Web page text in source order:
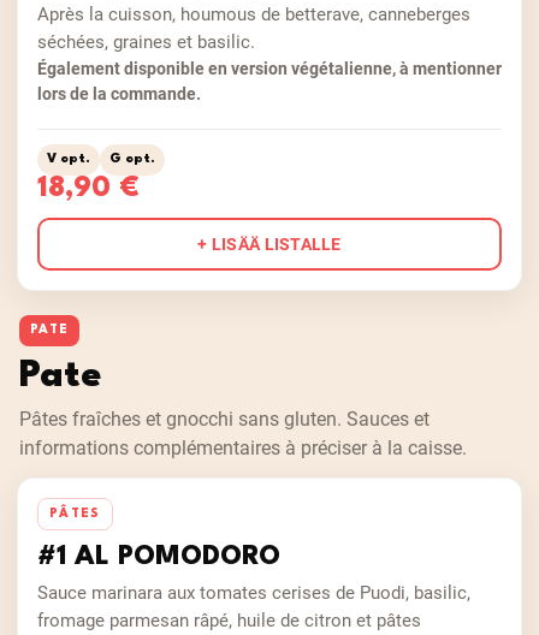
Après la cuisson, houmous de betterave, canneberges
séchées, graines et basilic.
Également disponible en version végétalienne, à mentionner
lors de la commande.
V opt. G opt.
18,90 €
+ LISÄÄ LISTALLE
PATE
Pate
Pâtes fraîches et gnocchi sans gluten. Sauces et
informations complémentaires à préciser à la caisse.
PÂTES
#1 AL POMODORO
Sauce marinara aux tomates cerises de Puodi, basilic,
fromage parmesan râpé, huile de citron et pâtes